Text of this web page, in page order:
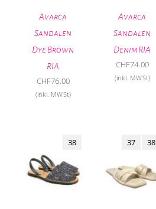
Avarca
Sandalen
Dye Brown
RIA
CHF76.00
(inkl. MWSt)
Avarca
Sandalen
Denim RIA
CHF74.00
(inkl. MWSt)
38 37 38